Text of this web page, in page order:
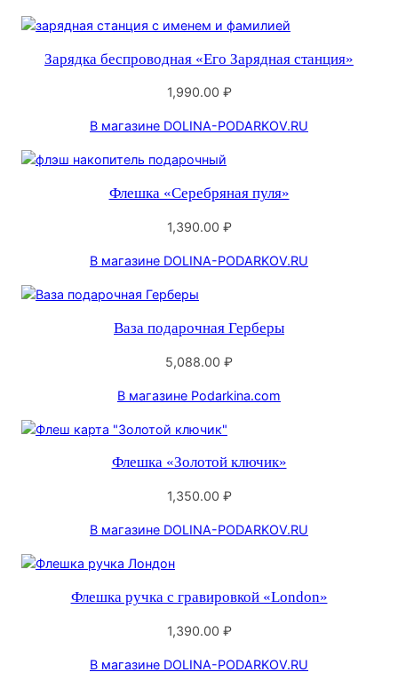
Зарядка беспроводная «Его Зарядная станция»
1,990.00 ₽
В магазине DOLINA-PODARKOV.RU
Флешка «Серебряная пуля»
1,390.00 ₽
В магазине DOLINA-PODARKOV.RU
Ваза подарочная Герберы
5,088.00 ₽
В магазине Podarkina.com
Флешка «Золотой ключик»
1,350.00 ₽
В магазине DOLINA-PODARKOV.RU
Флешка ручка с гравировкой «London»
1,390.00 ₽
В магазине DOLINA-PODARKOV.RU